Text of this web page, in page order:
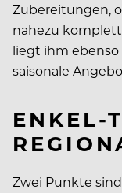
Zubereitungen,
nahezu
liegt ihm ebenso
saisonale
ENKEL-
Zwei Punkte